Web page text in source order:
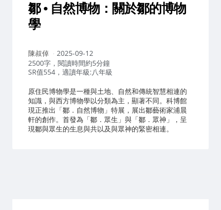
鄒 • 自然博物：關於鄒的博物
學
作
者：
陳叔倬
2025-09-12
2500字，閱讀時間約5分鐘
SR值554，適讀年級:八年級
原住民博物學是一種與土地、自然和傳統智慧相連的
知識，與西方博物學以分類為主，顯著不同。科博館
現正推出「鄒．自然博物」特展，展出鄒藝術家浦晨
軒的創作。首發為「鄒．眾生」與「鄒．眾神」，呈
現鄒與眾生的生息與共以及與眾神的緊密相連。